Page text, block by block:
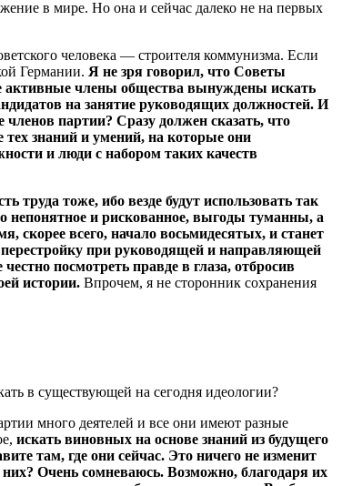
в мире. Но она и сейчас далеко не на первых
человека — строителя коммунизма. Если
Германии. Я не зря говорил, что Советы
активные члены общества вынуждены искать
на занятие руководящих должностей. И
членов партии? Сразу должен сказать, что
тех знаний и умений, на которые они
и люди с набором таких качеств
труда тоже, ибо везде будут использовать так
непонятное и рискованное, выгоды туманны, а
скорее всего, начало восьмидесятых, и станет
перестройку при руководящей и направляющей
посмотреть правде в глаза, отбросив
истории. Впрочем, я не сторонник сохранения
в существующей на сегодня идеологии?
много деятелей и все они имеют разные
искать виновных на основе знаний из будущего
там, где они сейчас. Это ничего не изменит
Очень сомневаюсь. Возможно, благодаря их